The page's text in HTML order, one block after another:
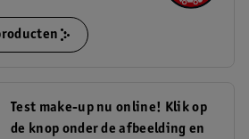
Test make-up nu online! Klik op
de knop onder de afbeelding en